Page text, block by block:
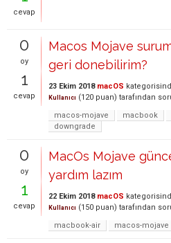
cevap
0
oy
1
cevap
Macos Mojave
geri donebilirim?
23 Ekim 2018 macOS
Kullanıcı (120 puan) tarafından
macos-mojave
macbook
downgrade
0
oy
1
cevap
MacOs Mojave
yardım lazım
22 Ekim 2018 macOS
Kullanıcı (150 puan) tarafından
macbook-air
macos-mojave